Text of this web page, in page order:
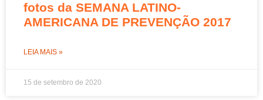
fotos da SEMANA LATINO-
AMERICANA DE PREVENÇÃO 2017
LEIA MAIS »
15 de setembro de 2020